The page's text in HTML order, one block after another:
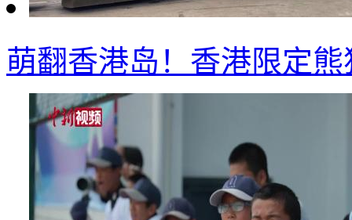
萌翻香港岛！香港限定熊